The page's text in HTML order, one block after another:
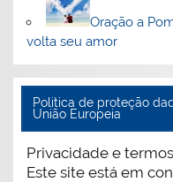
Oração a
volta seu amor
Politica de proteção
União Europeia
Privacidade e
Este site está em